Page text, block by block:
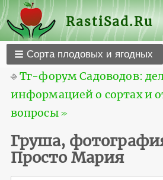
RastiSad.Ru
Сорта плодовых и ягодных
⎆Тг-форум Садоводов:
информацией о сортах и
вопросы ≫
Груша,
Просто Мария